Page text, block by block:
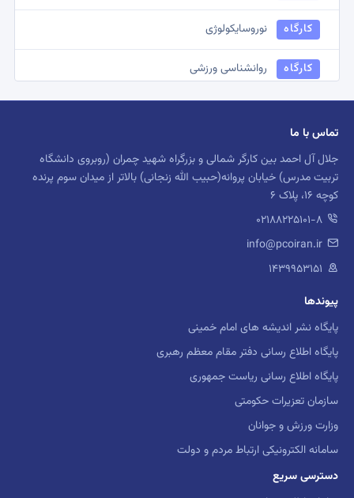
کمیسیون روانشناسی
کارگاه نوروسایکولوژی
کارگاه روانشناسی ورزشی
کارگاه روانشناسی دینی و معنوی
کارگاه روش شناسی پژوهشی
کارگاه
کارگاه
کارگاه روانشناسی تربیتی
کارگاه روانشناسی نظامی
کارگاه مشاوره خانواده
تماس با ما
جلال آل احمد بین کارگر شمالی و بزرگراه شهید چمران (روبروی دانشگاه
تربیت مدرس) خیابان پروانه(حبیب الله زنجانی) بالاتر از میدان سوم پرنده
کوچه 16، پلاک 6
02188225101-8
info@pcoiran.ir
۱۴۳۹۹۵۳۱۵۱
پیوندها
پایگاه نشر اندیشه های امام خمینی
پایگاه اطلاع رسانی دفتر مقام معظم رهبری
پایگاه اطلاع رسانی ریاست جمهوری
سازمان تعزیرات حکومتی
وزارت ورزش و جوانان
سامانه الکترونیکی ارتباط مردم و دولت
دسترسی سریع